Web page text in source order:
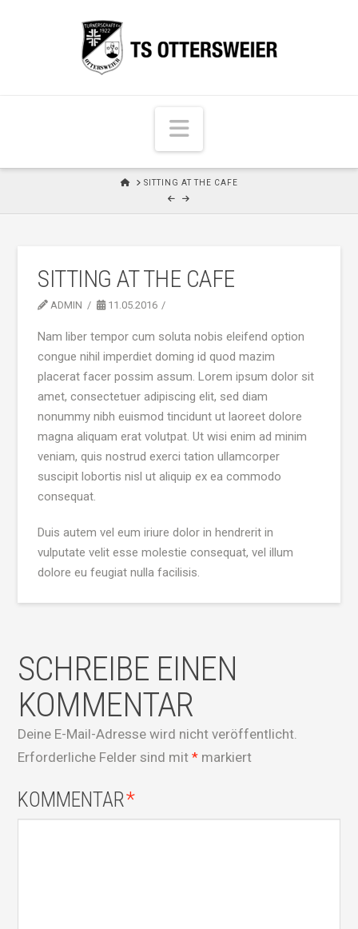
N
a
v
i
g
i
n
H
E
SITTING AT THE CAFE
SITTING AT THE CAFE
ADMIN 11.05.2016
Nam liber tempor cum soluta nobis eleifend option
congue nihil imperdiet doming id quod mazim
placerat facer possim assum. Lorem ipsum dolor sit
amet, consectetuer adipiscing elit, sed diam
nonummy nibh euismod tincidunt ut laoreet dolore
magna aliquam erat volutpat. Ut wisi enim ad minim
veniam, quis nostrud exerci tation ullamcorper
suscipit lobortis nisl ut aliquip ex ea commodo
consequat.
Duis autem vel eum iriure dolor in hendrerit in
vulputate velit esse molestie consequat, vel illum
dolore eu feugiat nulla facilisis.
SCHREIBE EINEN
KOMMENTAR
Deine E-Mail-Adresse wird nicht veröffentlicht.
Erforderliche Felder sind mit* markiert
KOMMENTAR*